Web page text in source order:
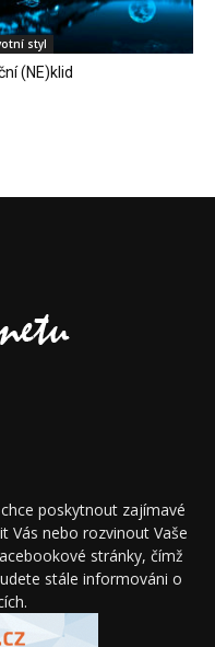
styl
(NE)klid
poskytnout zajímavé
Vás nebo rozvinout Vaše
stránky, čímž
stále informováni o